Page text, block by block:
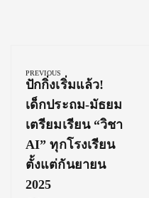
navigation
PREVIOUS
Previous
Post:
ปักกิ่งเริ่มแล้ว!
เด็กประถม-มัธยม
เตรียมเรียน “วิชา
AI” ทุกโรงเรียน
ตั้งแต่กันยายน
2025